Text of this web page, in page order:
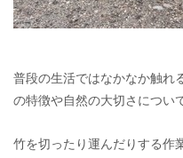
普段の生活ではなかなか触れ
の特徴や自然の大切さについ
竹を切ったり運んだりする作